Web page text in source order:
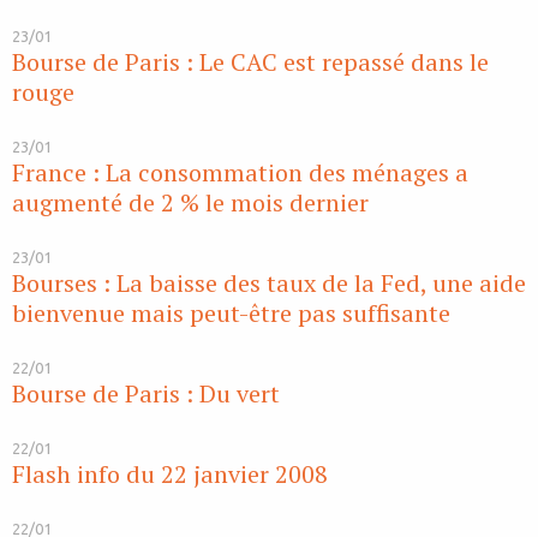
23/01
Bourse de Paris : Le CAC est repassé dans le
rouge
23/01
France : La consommation des ménages a
augmenté de 2 % le mois dernier
23/01
Bourses : La baisse des taux de la Fed, une aide
bienvenue mais peut-être pas suffisante
22/01
Bourse de Paris : Du vert
22/01
Flash info du 22 janvier 2008
22/01